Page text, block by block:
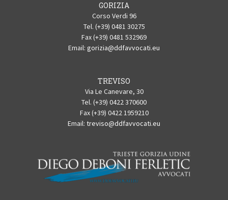
GORIZIA
Corso Verdi 96
Tel. (+39) 0481 30275
Fax (+39) 0481 532969
Email: gorizia@ddfavvocati.eu
TREVISO
Via Le Canevare, 30
Tel. (+39) 0422 370600
Fax (+39) 0422 1959210
Email: treviso@ddfavvocati.eu